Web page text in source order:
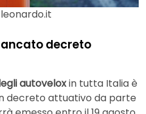
decreto
autoveloxin tutta Italia è
decreto attuativo da parte